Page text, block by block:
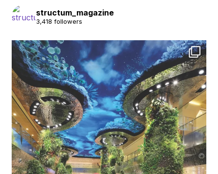
structum_magazine
3,418 followers